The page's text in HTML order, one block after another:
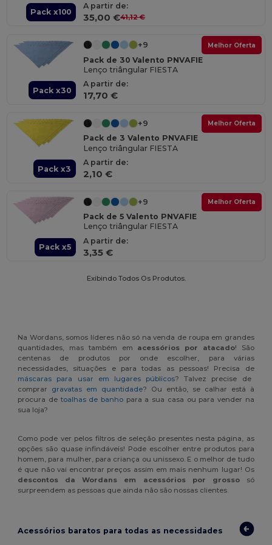
Pack x100
A partir de:
35,00 €41,12 €
Pack x30
Melhor Oferta
+9
Pack de 30 Valento PNVAFIE
Lenço triângular FIESTA
A partir de:
17,70 €
Pack x3
Melhor Oferta
+9
Pack de 3 Valento PNVAFIE
Lenço triângular FIESTA
A partir de:
2,10 €
Pack x5
Melhor Oferta
+9
Pack de 5 Valento PNVAFIE
Lenço triângular FIESTA
A partir de:
3,35 €
Exibindo Todos Os Produtos.
Na Wordans, somos líderes não só na venda de roupa em grandes
quantidades, mas também em acessórios por atacado! São
centenas de produtos por onde escolher, para várias
necessidades, situações e para todas as pessoas! Precisa de
máscaras para usar em lugares públicos? Talvez precise de
comprar gravatas em quantidade? Ou então, se calhar está à
procura de toalhas de banho para a sua casa ou para vender na
sua loja?
Como pode ver pelos filtros de seleção presentes nesta página, as
opções são quase infindáveis! Pode escolher entre produtos para
homem, para mulher, para criança ou unissexo. E o melhor de tudo
é que não vai encontrar preços assim em mais nenhum lugar! Os
descontos da Wordans em acessórios
por grossosó
surpreendem as pessoas que ainda não são nossas clientes.
Acessórios baratos para todas as necessidades